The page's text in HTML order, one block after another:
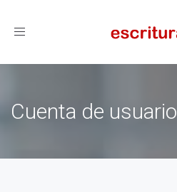
Toggle
Cuenta de usuario